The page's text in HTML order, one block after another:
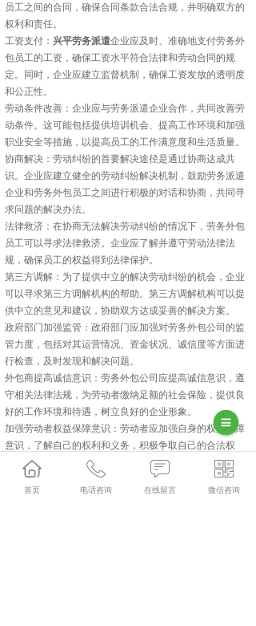
员工之间的合同，确保合同条款合法合规，并明确双方的
权利和责任。
工资支付：兴平劳务派遣企业应及时、准确地支付劳务外
包员工的工资，确保工资水平符合法律和劳动合同的规
定。同时，企业应建立监督机制，确保工资发放的透明度
和公正性。
劳动条件改善：企业应与劳务派遣企业合作，共同改善劳
动条件。这可能包括提供培训机会、提高工作环境和加强
职业安全等措施，以提高员工的工作满意度和生活质量。
协商解决：劳动纠纷的首要解决途径是通过协商达成共
识。企业应建立健全的劳动纠纷解决机制，鼓励劳务派遣
企业和劳务外包员工之间进行积极的对话和协商，共同寻
求问题的解决办法。
法律救济：在协商无法解决劳动纠纷的情况下，劳务外包
员工可以寻求法律救济。企业应了解并遵守劳动法律法
规，确保员工的权益得到法律保护。
第三方调解：为了提供中立的解决劳动纠纷的机会，企业
可以寻求第三方调解机构的帮助。第三方调解机构可以提
供中立的意见和建议，协助双方达成妥善的解决方案。
政府部门加强监管：政府部门应加强对劳务外包公司的监
管力度，包括对其运营情况、资金状况、诚信度等方面进
行检查，及时发现和解决问题。
外包商提高诚信意识：劳务外包公司应提高诚信意识，遵
守相关法律法规，为劳动者缴纳足额的社会保险，提供良
好的工作环境和待遇，树立良好的企业形象。
加强劳动者权益保障意识：劳动者应加强自身的权益保障
意识，了解自己的权利和义务，积极争取自己的合法权
益。同时，也应该加强自身技能和知识的学习，提高自己
在就业市场中的竞争力。
建立健全相关法律法规：国家和地方政府应建立健全关于
首页 电话咨询 在线留言 微信咨询